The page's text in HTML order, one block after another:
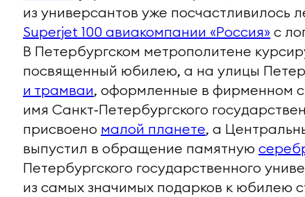
из универсантов уже посчастливилось
Superjet 100 авиакомпании «Россия» с
В Петербургском метрополитене
посвященный юбилею, а на улицы
и трамваи, оформленные в фирменном
имя Санкт‑Петербургского
присвоено малой планете, а
выпустил в обращение памятную
Петербургского государственного
из самых значимых подарков к юбилею